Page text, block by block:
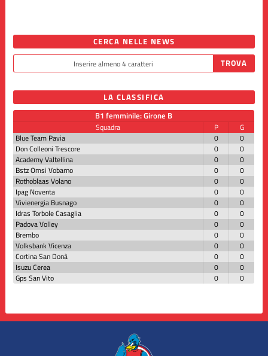
CERCA NELLE NEWS
LA CLASSIFICA
B1 femminile: Girone B
Squadra P
G
Blue Team Pavia
0
0
Don Colleoni Trescore
0
0
Academy Valtellina
0
0
Bstz Omsi Vobarno
0
0
Rothoblaas Volano
0
0
Ipag Noventa
0
0
Vivienergia Busnago
0
0
Idras Torbole Casaglia
0
0
Padova Volley
0
0
Brembo
0
0
Volksbank Vicenza
0
0
Cortina San Donà
0
0
Isuzu Cerea
0
0
Gps San Vito
0 0